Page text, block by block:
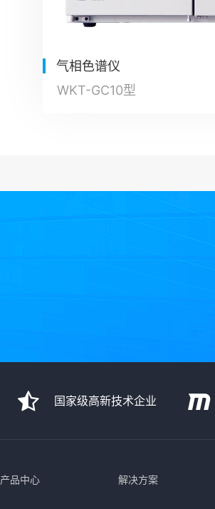
气相色谱仪
WKT-GC10型
国家级高新技术企业
产品中心 解决方案